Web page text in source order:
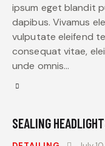
ipsum eget blandit
dapibus. Vivamus
vulputate eleifend
consequat vitae,
unde omnis…
SEALING